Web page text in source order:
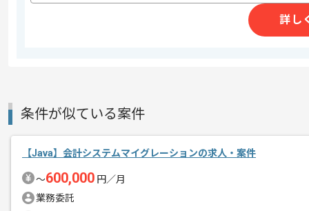
作業開始日
2021/01/01
詳し
条件が似ている案件
【Java】会計システムマイグレーションの求人・案件
〜600,000 円／月
業務委託